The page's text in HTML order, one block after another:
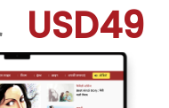
USD49